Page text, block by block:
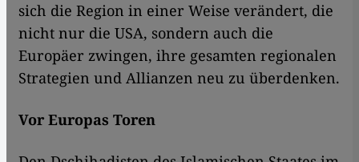
sich die Region in einer Weise verändert, die
nicht nur die USA, sondern auch die
Europäer zwingen, ihre gesamten regionalen
Strategien und Allianzen neu zu überdenken.
Vor Europas Toren